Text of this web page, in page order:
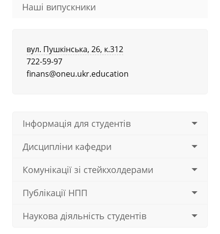
Наші випускники
вул. Пушкінська, 26, к.312
722-59-97
finans@oneu.ukr.education
Інформація для студентів
Дисципліни кафедри
Комунікації зі стейкхолдерами
Публікації НПП
Наукова діяльність студентів